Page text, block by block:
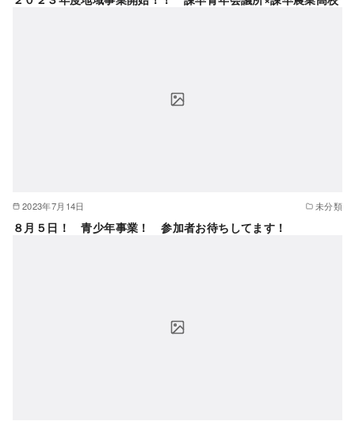
2023年7月14日 未分類
８月５日！ 青少年事業！ 参加者お待ちしてます！